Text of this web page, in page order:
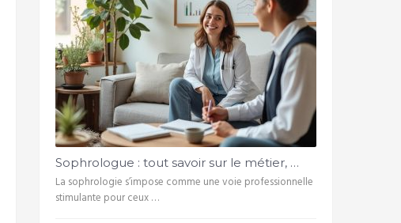
Sophrologue : tout savoir sur le métier, …
La sophrologie s’impose comme une voie professionnelle
stimulante pour ceux …